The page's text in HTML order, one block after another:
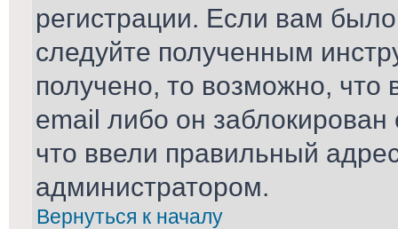
регистрации. Если вам
следуйте полученным
получено, то возможно,
email либо он
что ввели правильный
администратором.
Вернуться к началу